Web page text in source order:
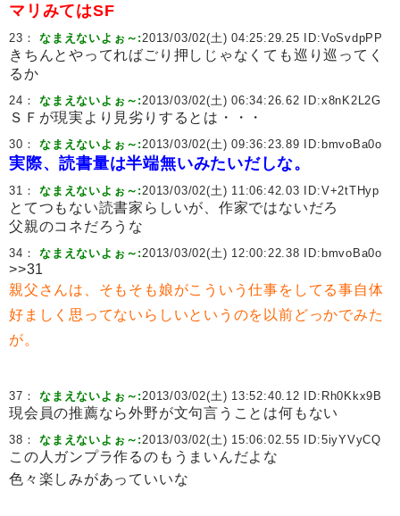
マリみてはSF
23：なまえないよぉ～:2013/03/02(土) 04:25:29.25 ID:VoSvdpPP
きちんとやってればごり押しじゃなくても巡り巡ってく
るか
24：なまえないよぉ～:2013/03/02(土) 06:34:26.62 ID:x8nK2L2G
ＳＦが現実より見劣りするとは・・・
30：なまえないよぉ～:2013/03/02(土) 09:36:23.89 ID: bmvoBa0o
実際、読書量は半端無いみたいだしな。
31：なまえないよぉ～:2013/03/02(土) 11:06:42.03 ID:V+2tTHyp
とてつもない読書家らしいが、作家ではないだろ
父親のコネだろうな
34：なまえないよぉ～:2013/03/02(土) 12:00:22.38 ID: bmvoBa0o
>>31
親父さんは、そもそも娘がこういう仕事をしてる事自体
好ましく思ってないらしいというのを以前どっかでみた
が。
37：なまえないよぉ～:2013/03/02(土) 13:52:40.12 ID: Rh0Kkx9B
現会員の推薦なら外野が文句言うことは何もない
38：なまえないよぉ～:2013/03/02(土) 15:06:02.55 ID:5iyYVyCQ
この人ガンプラ作るのもうまいんだよな
色々楽しみがあっていいな